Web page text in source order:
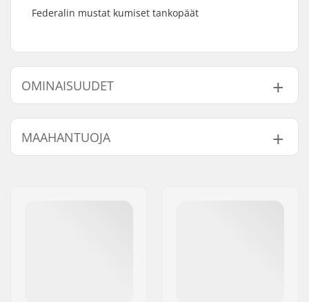
Federalin mustat kumiset tankopäät
OMINAISUUDET
Yhteensopivat bar
endit:
Alumiini, Teräs
MAAHANTUOJA